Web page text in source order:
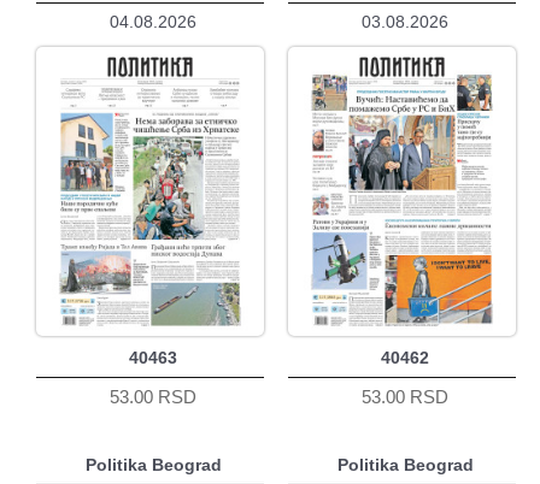
04.08.2026
40463
53.00 RSD
03.08.2026
40462
53.00 RSD
Politika Beograd
Politika Beograd